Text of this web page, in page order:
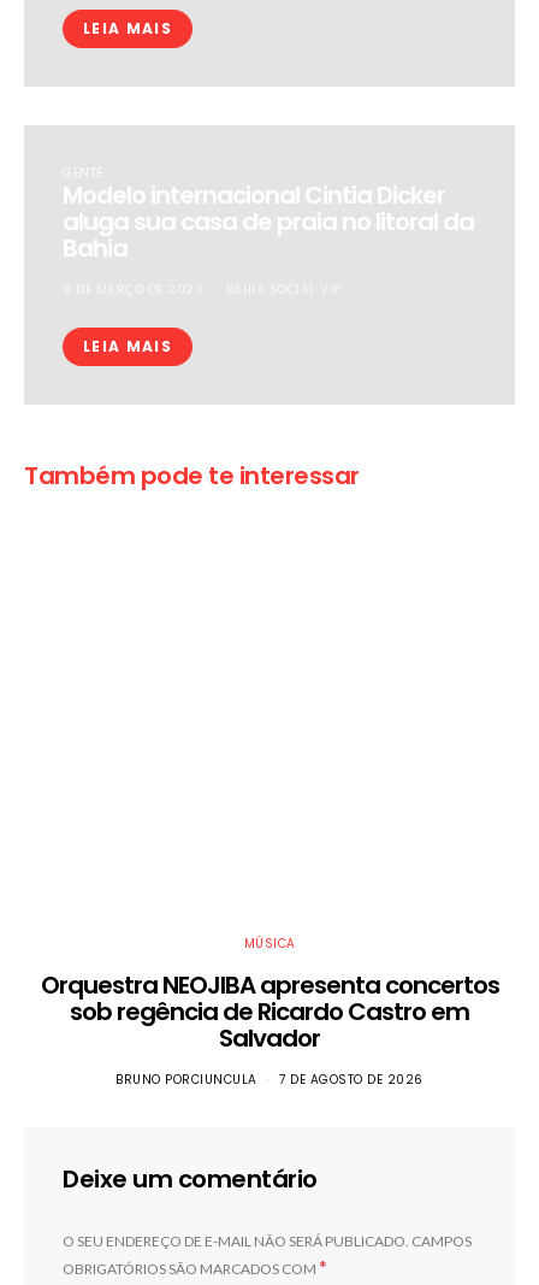
LEIA MAIS
GENTE
Modelo internacional Cintia Dicker
aluga sua casa de praia no litoral da
Bahia
LEIA MAIS
Também pode te interessar
MÚSICA
Orquestra NEOJIBA apresenta concertos
sob regência de Ricardo Castro em
Salvador
BRUNO PORCIUNCULA 7 DE AGOSTO DE 2026
Deixe um comentário
O SEU ENDEREÇO DE E-MAIL NÃO SERÁ PUBLICADO. CAMPOS
OBRIGATÓRIOS SÃO MARCADOS COM *